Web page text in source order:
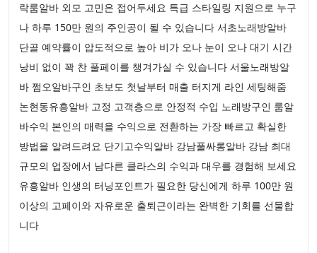
락룸알바 외모 고민은 접어두세요 특급 스타일링 지원으로 누구
나 하루 150만 원의 주인공이 될 수 있습니다 서초노래방알바
단골 예약률이 압도적으로 높아 비가 오나 눈이 오나 대기 시간
낭비 없이 꽉 찬 풀페이를 챙겨가실 수 있습니다 서울노래방알
바 쩜오알바구인 초보도 첫날부터 매출 터지게 라인 세팅해줌
논현동유흥알바 고정 고객층으로 안정적 수입 노래방구인 룸알
바수익 본인의 매력을 수익으로 전환하는 가장 빠르고 확실한
방법을 알려드려요 단기고수익알바 강남풀싸롱알바 강남 최대
규모의 업장에서 남다른 클라스의 수익과 대우를 경험해 보세요
유흥알바 인생의 터닝포인트가 필요한 당신에게 하루 100만 원
이상의 고페이와 자유로운 출퇴근이라는 완벽한 기회를 선물합
니다